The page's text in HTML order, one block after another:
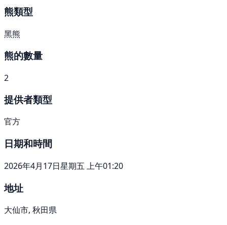
熊類型
黑熊
熊的數量
2
提供者類型
官方
日期和時間
2026年4月17日星期五 上午01:20
地址
大仙市, 秋田県